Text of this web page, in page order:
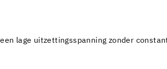
lage uitzettingsspanning zonder